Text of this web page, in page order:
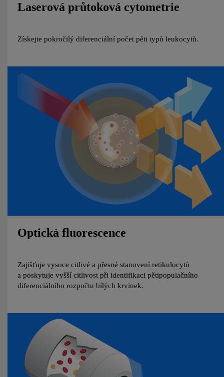
Laserová průtoková cytometrie
Získejte pokročilý diferenciální počet pěti typů leukocytů.
Optická fluorescence
Zajišťuje vysoce citlivé a přesné stanovení retikulocytů
a poskytuje vyšší citlivost při identifikaci pětipopulačního
diferenciálního rozpočtu bílých krvinek.